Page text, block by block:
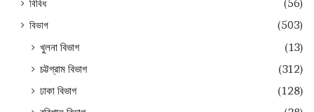
বিবিধ
(56)
বিভাগ
(503)
খুলনা বিভাগ
(13)
চট্টগ্রাম বিভাগ
(312)
ঢাকা বিভাগ
(128)